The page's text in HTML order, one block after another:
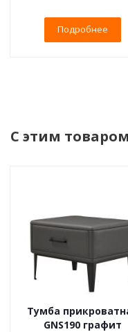
Подробнее
С этим
Тумба
GNS190 графит